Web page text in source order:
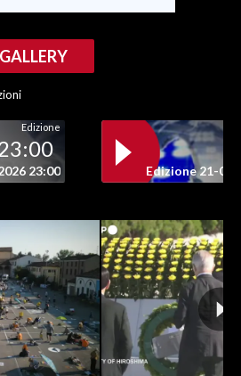
Edizione
23:00 Edizione 21-05-